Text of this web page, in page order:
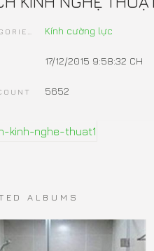
Kính cường lực
17/12/2015 9:58:32 CH
5652
ALBUMS